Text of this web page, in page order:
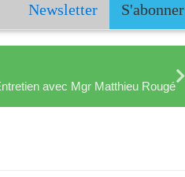
Newsletter S'abonner
avec Mgr Matthieu Rougé